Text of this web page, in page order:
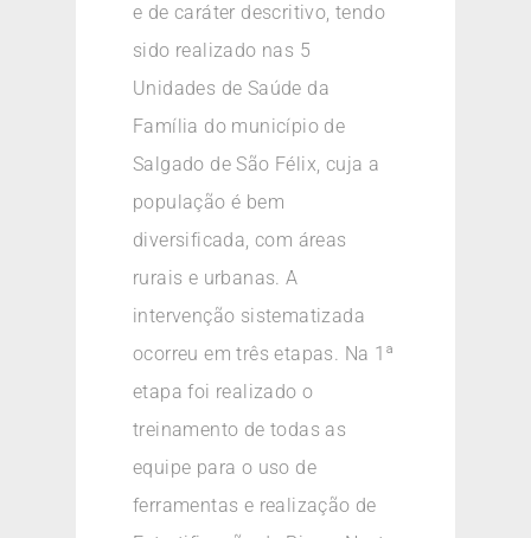
e de caráter descritivo, tendo
sido realizado nas 5
Unidades de Saúde da
Família do município de
Salgado de São Félix, cuja a
população é bem
diversificada, com áreas
rurais e urbanas. A
intervenção sistematizada
ocorreu em três etapas. Na 1ª
etapa foi realizado o
treinamento de todas as
equipe para o uso de
ferramentas e realização de